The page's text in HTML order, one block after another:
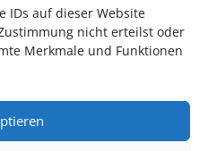
IDs auf dieser Website
nicht erteilst oder
Merkmale und Funktionen
rhein-neckar.de